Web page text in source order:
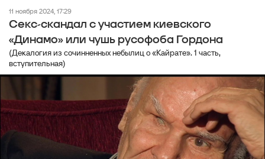
11 ноября 2024, 17:29
Секс-скандал с участием киевского
«Динамо» или чушь русофоба Гордона
(Декалогия из сочинненных небылиц о «Кайрате». 1 часть,
вступительная)